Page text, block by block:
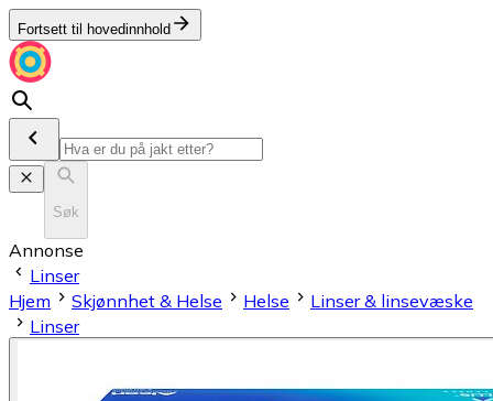
Fortsett til hovedinnhold
Søk
Annonse
Linser
Hjem
Skjønnhet & Helse Helse
Linser & linsevæske
Linser